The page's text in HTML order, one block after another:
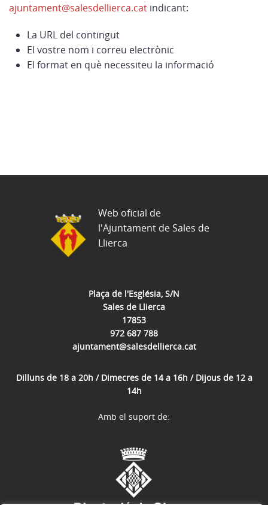
ajuntament@salesdellierca.cat indicant:
La URL del contingut
El vostre nom i correu electrònic
El format en què necessiteu la informació
Plaça de l'Església, S/N
Sales de Llierca
17853
972 687 788
ajuntament@salesdellierca.cat
Dilluns de 18 a 20h / Dimecres de 14 a 16h / Dijous de 12 a
14h
Web oficial de
l'Ajuntament de Sales de
Llierca
Amb el suport de: